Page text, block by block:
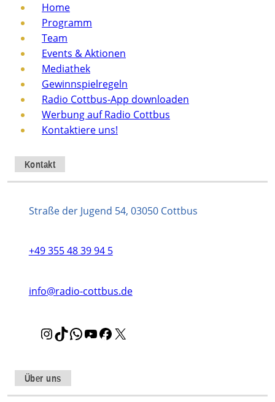
Home
Programm
Team
Events & Aktionen
Mediathek
Gewinnspielregeln
Radio Cottbus-App downloaden
Werbung auf Radio Cottbus
Kontaktiere uns!
Kontakt
Straße der Jugend 54, 03050 Cottbus
+49 355 48 39 94 5
info@radio-cottbus.de
I
t
a
T
o
W
s
Y
u
F
b
Über uns